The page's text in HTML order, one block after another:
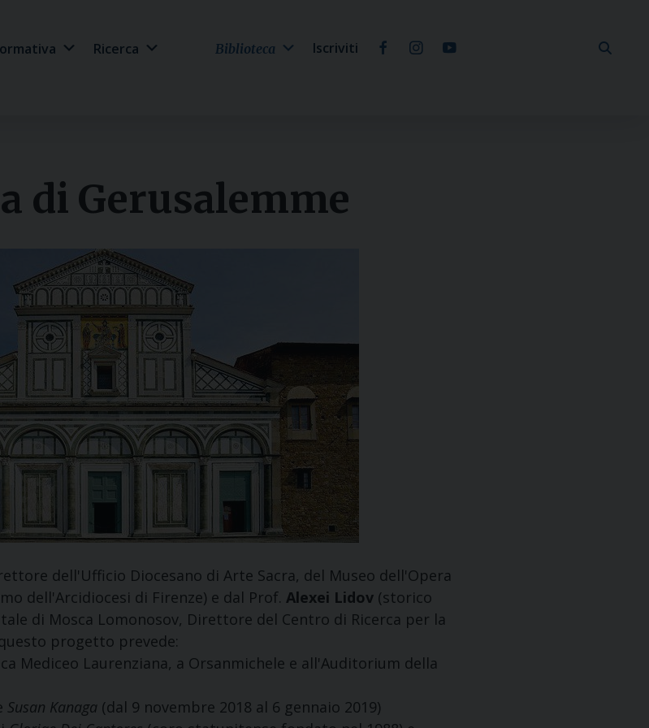
Ricerca Biblioteca Iscriviti
di Gerusalemme
dell'Ufficio Diocesano di Arte Sacra, del Museo dell'Opera
dell'Arcidiocesi di Firenze) e dal Prof. Alexei Lidov (storico
di Mosca Lomonosov, Direttore del Centro di Ricerca per la
progetto prevede:
Mediceo Laurenziana, a Orsanmichele e all'Auditorium della
Susan Kanaga (dal 9 novembre 2018 al 6 gennaio 2019)